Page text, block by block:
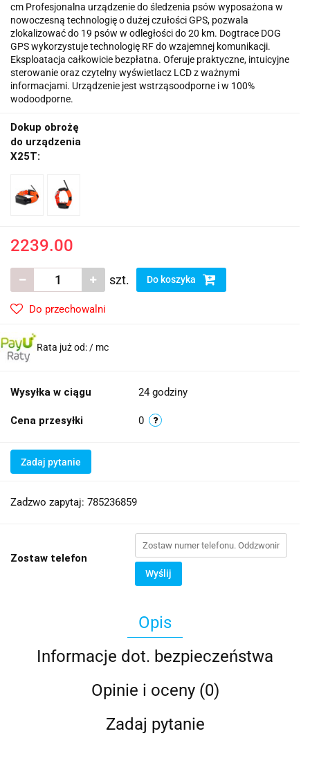
cm Profesjonalna urządzenie do śledzenia psów wyposażona w
nowoczesną technologię o dużej czułości GPS, pozwala
zlokalizować do 19 psów w odległości do 20 km. Dogtrace DOG
GPS wykorzystuje technologię RF do wzajemnej komunikacji.
Eksploatacja całkowicie bezpłatna. Oferuje praktyczne, intuicyjne
sterowanie oraz czytelny wyświetlacz LCD z ważnymi
informacjami. Urządzenie jest wstrząsoodporne i w 100%
wodoodporne.
Dokup obrożę
do urządzenia
X25T:
2239.00
szt. Do koszyka
Do przechowalni
Rata już od: / mc
Wysyłka w ciągu 24 godziny
Cena przesyłki 0
Zadaj pytanie
Zadzwo zapytaj: 785236859
Zostaw telefon
Wyślij
Opis
Informacje dot. bezpieczeństwa
Opinie i oceny (0)
Zadaj pytanie